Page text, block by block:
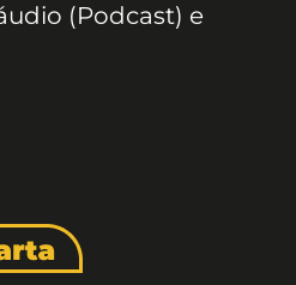
(Podcast) e